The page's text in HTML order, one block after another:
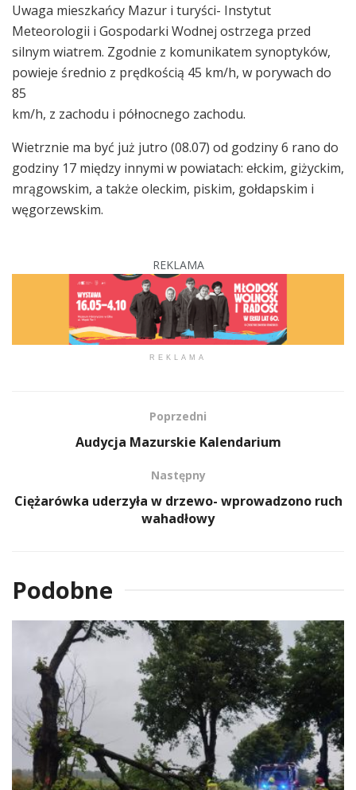
Uwaga mieszkańcy Mazur i turyści- Instytut
Meteorologii i Gospodarki Wodnej ostrzega przed
silnym wiatrem. Zgodnie z komunikatem synoptyków,
powieje średnio z prędkością 45 km/h, w porywach do
85
km/h, z zachodu i północnego zachodu.
Wietrznie ma być już jutro (08.07) od godziny 6 rano do
godziny 17 między innymi w powiatach: ełckim, giżyckim,
mrągowskim, a także oleckim, piskim, gołdapskim i
węgorzewskim.
REKLAMA
REKLAMA
Poprzedni
Audycja Mazurskie Kalendarium
Następny
Ciężarówka uderzyła w drzewo- wprowadzono ruch
wahadłowy
Podobne